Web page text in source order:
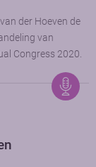
der Hoeven de
van
Congress 2020.